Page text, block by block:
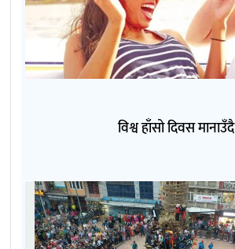
विश्व हाँसो दिवस मानाउँदै